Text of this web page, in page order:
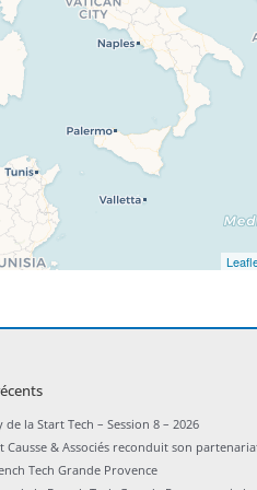
de la Start Tech – Session 8 – 2026
Causse & Associés reconduit son
Tech Grande Provence